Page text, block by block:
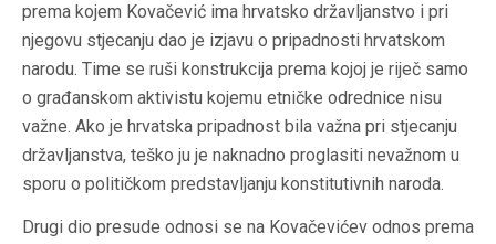
prema kojem Kovačević ima hrvatsko državljanstvo i pri
njegovu stjecanju dao je izjavu o pripadnosti hrvatskom
narodu. Time se ruši konstrukcija prema kojoj je riječ samo
o građanskom aktivistu kojemu etničke odrednice nisu
važne. Ako je hrvatska pripadnost bila važna pri stjecanju
državljanstva, teško ju je naknadno proglasiti nevažnom u
sporu o političkom predstavljanju konstitutivnih naroda.
Drugi dio presude odnosi se na Kovačevićev odnos prema